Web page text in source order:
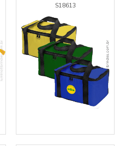
S18613